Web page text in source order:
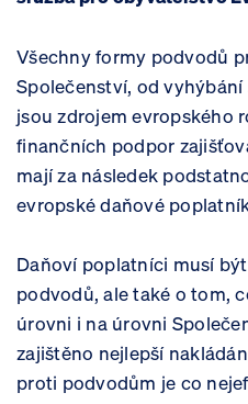
Všechny formy podvodů
Společenství, od
jsou zdrojem evropského
finančních podpor
mají za následek
evropské daňové
Daňoví poplatníci musí
podvodů, ale také o tom,
úrovni i na úrovni
zajištěno nejlepší
proti podvodům je co